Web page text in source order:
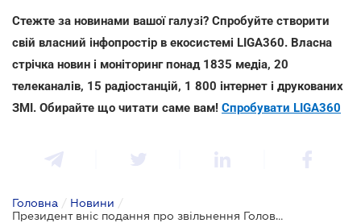
Стежте за новинами вашої галузі? Спробуйте створити
свій власний інфопростір в екосистемі LIGA360. Власна
стрічка новин і моніторинг понад 1835 медіа, 20
телеканалів, 15 радіостанцій, 1 800 інтернет і друкованих
ЗМІ. Обирайте що читати саме вам! Спробувати LIGA360
Головна / Новини /
Президент вніс подання про звільнення Голови НБУ